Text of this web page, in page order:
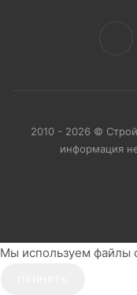
2010 - 2026 ©
информация
Мы используем файлы